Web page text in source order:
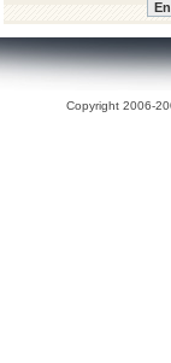
Copyright 2006-